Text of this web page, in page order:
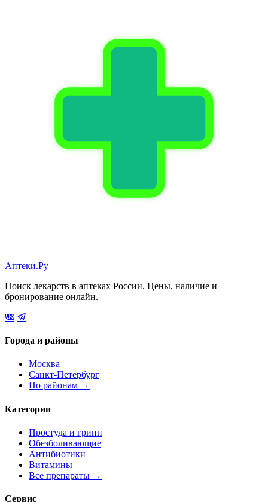
Аптеки.Ру
Поиск лекарств в аптеках России. Цены, наличие и
бронирование онлайн.
Города и районы
Москва
Санкт-Петербург
По районам →
Категории
Простуда и грипп
Обезболивающие
Антибиотики
Витамины
Все препараты →
Сервис